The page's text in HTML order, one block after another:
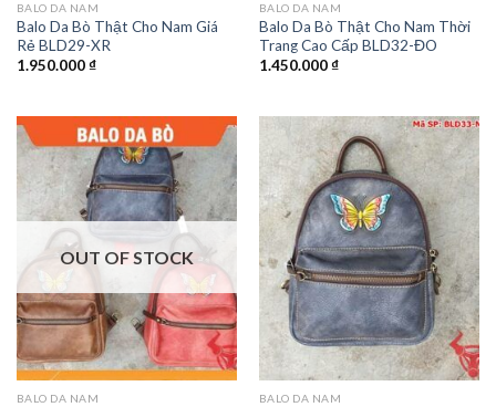
BALO DA NAM
Balo Da Bò Thật Cho Nam Giá
Rẻ BLD29-XR
1.950.000₫
BALO DA NAM
Balo Da Bò Thật Cho Nam Thời
Trang Cao Cấp BLD32-ĐO
1.450.000₫
OUT OF STOCK
BALO DA NAM BALO DA NAM